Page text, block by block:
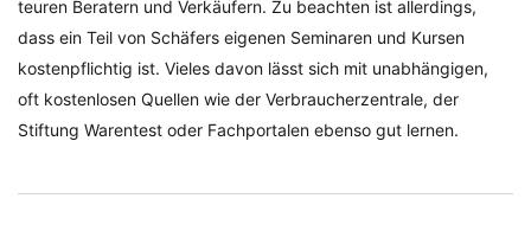
teuren Beratern und Verkäufern. Zu beachten ist allerdings,
dass ein Teil von Schäfers eigenen Seminaren und Kursen
kostenpflichtig ist. Vieles davon lässt sich mit unabhängigen,
oft kostenlosen Quellen wie der Verbraucherzentrale, der
Stiftung Warentest oder Fachportalen ebenso gut lernen.